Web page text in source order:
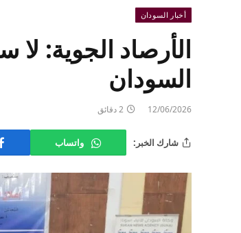
أخبار السودان
الأرصاد الجوية:
السودان
12/06/2026 2 دقائق
شارك الخبر: واتساب